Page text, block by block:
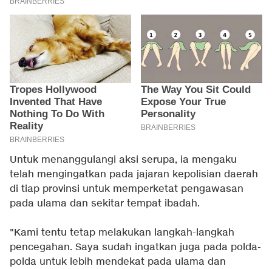
Untuk menanggulangi aksi serupa, ia mengaku
telah mengingatkan pada jajaran kepolisian daerah
di tiap provinsi untuk memperketat pengawasan
pada ulama dan sekitar tempat ibadah.
"Kami tentu tetap melakukan langkah-langkah
pencegahan. Saya sudah ingatkan juga pada polda-
polda untuk lebih mendekat pada ulama dan